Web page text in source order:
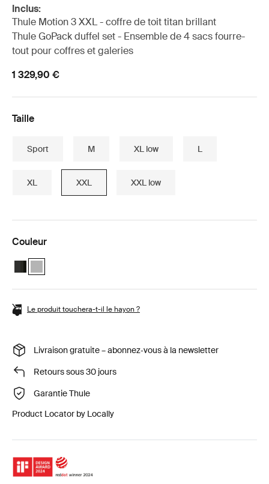
Inclus:
Thule Motion 3 XXL - coffre de toit titan brillant
Thule GoPack duffel set - Ensemble de 4 sacs fourre-
tout pour coffres et galeries
1 329,90 €
Taille
Sport M XL low L
XL XXL XXL low
Couleur
Thule Motion 3 travel bundle Black Glossy
Thule Motion 3 travel bundle Titan Glossy (selected)
Le produit touchera-t-il le hayon ?
Livraison gratuite – abonnez‑vous à la newsletter
Retours sous 30 jours
Garantie Thule
Product Locator by Locally